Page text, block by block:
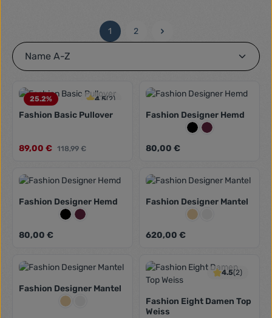
Seite
1
Seite
2
25.2% 4.5(2)
Fashion Basic Pullover
Verkaufspreis:
89,00 € Regulärer Preis:
118,99 €
Fashion Designer Hemd
SchwarzWeinrot
Regulärer Preis:
80,00 €
Fashion Designer Hemd
SchwarzWeinrot
Regulärer Preis:
80,00 €
Fashion Designer Mantel
Beige
Regulärer Preis:
620,00 €
Fashion Designer Mantel
Beige
4.5(2)
Fashion Eight Damen Top
Weiss